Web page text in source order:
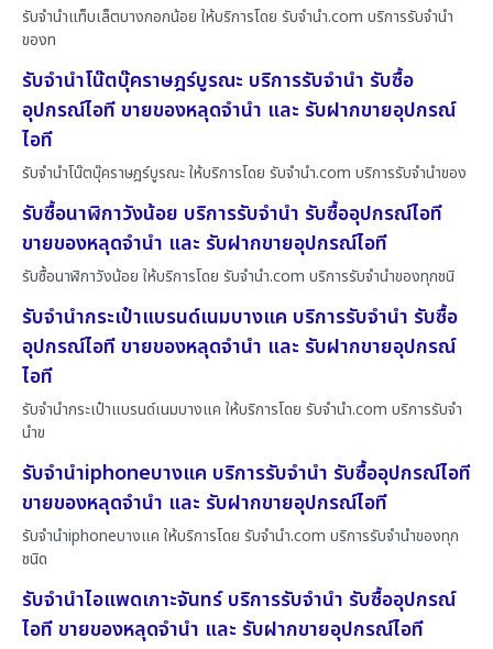
รับจำนำแท็บเล็ตบางกอกน้อย ให้บริการโดย รับจํานํา.com บริการรับจำนำ
ของท
รับจำนำโน๊ตบุ๊คราษฎร์บูรณะ บริการรับจำนำ รับซื้อ
อุปกรณ์ไอที ขายของหลุดจำนำ และ รับฝากขายอุปกรณ์
ไอที
รับจำนำโน๊ตบุ๊คราษฎร์บูรณะ ให้บริการโดย รับจํานํา.com บริการรับจำนำของ
รับซื้อนาฬิกาวังน้อย บริการรับจำนำ รับซื้ออุปกรณ์ไอที
ขายของหลุดจำนำ และ รับฝากขายอุปกรณ์ไอที
รับซื้อนาฬิกาวังน้อย ให้บริการโดย รับจํานํา.com บริการรับจำนำของทุกชนิ
รับจำนำกระเป๋าแบรนด์เนมบางแค บริการรับจำนำ รับซื้อ
อุปกรณ์ไอที ขายของหลุดจำนำ และ รับฝากขายอุปกรณ์
ไอที
รับจำนำกระเป๋าแบรนด์เนมบางแค ให้บริการโดย รับจํานํา.com บริการรับจำ
นำข
รับจำนำiphoneบางแค บริการรับจำนำ รับซื้ออุปกรณ์ไอที
ขายของหลุดจำนำ และ รับฝากขายอุปกรณ์ไอที
รับจำนำiphoneบางแค ให้บริการโดย รับจํานํา.com บริการรับจำนำของทุก
ชนิด
รับจำนำไอแพดเกาะจันทร์ บริการรับจำนำ รับซื้ออุปกรณ์
ไอที ขายของหลุดจำนำ และ รับฝากขายอุปกรณ์ไอที